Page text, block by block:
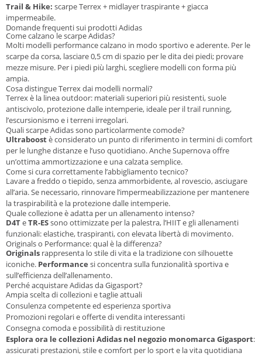
Trail & Hike: scarpe Terrex + midlayer traspirante + giacca
impermeabile.
Domande frequenti sui prodotti Adidas
Come calzano le scarpe Adidas?
Molti modelli performance calzano in modo sportivo e aderente. Per le
scarpe da corsa, lasciare 0,5 cm di spazio per le dita dei piedi; provare
mezze misure. Per i piedi più larghi, scegliere modelli con forma più
ampia.
Cosa distingue Terrex dai modelli normali?
Terrex è la linea outdoor: materiali superiori più resistenti, suole
antiscivolo, protezione dalle intemperie, ideale per il trail running,
l’escursionismo e i terreni irregolari.
Quali scarpe Adidas sono particolarmente comode?
Ultraboostè considerato un punto di riferimento in termini di comfort
per le lunghe distanze e l’uso quotidiano. Anche Supernova offre
un’ottima ammortizzazione e una calzata semplice.
Come si cura correttamente l’abbigliamento tecnico?
Lavare a freddo o tiepido, senza ammorbidente, al rovescio, asciugare
all’aria. Se necessario, rinnovare l’impermeabilizzazione per mantenere
la traspirabilità e la protezione dalle intemperie.
Quale collezione è adatta per un allenamento intenso?
D4TeTR-ESsono ottimizzate per la palestra, l’HIIT e gli allenamenti
funzionali: elastiche, traspiranti, con elevata libertà di movimento.
Originals o Performance: qual è la differenza?
Originals rappresenta lo stile di vita e la tradizione con silhouette
iconiche. Performance si concentra sulla funzionalità sportiva e
sull’efficienza dell’allenamento.
Perché acquistare Adidas da Gigasport?
Ampia scelta di collezioni e taglie attuali
Consulenza competente ed esperienza sportiva
Promozioni regolari e offerte di vendita interessanti
Consegna comoda e possibilità di restituzione
Esplora ora le collezioni Adidas nel negozio monomarca Gigasport:
assicurati prestazioni, stile e comfort per lo sport e la vita quotidiana